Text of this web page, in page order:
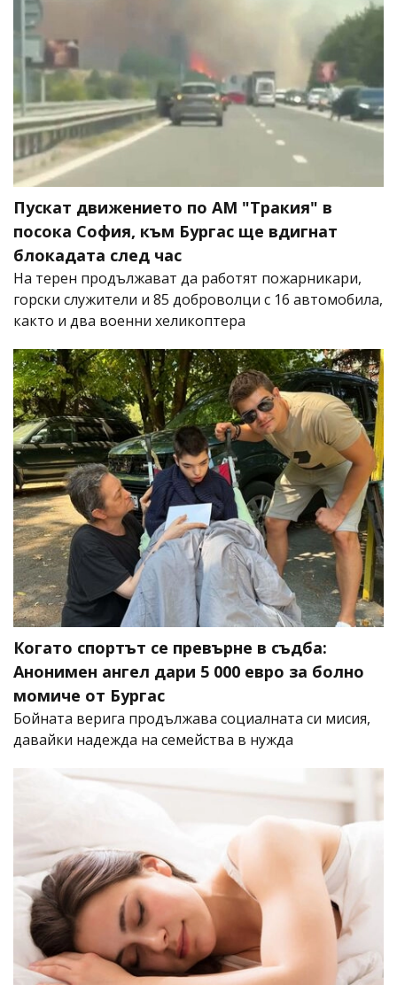
Пускат движението по АМ "Тракия" в
посока София, към Бургас ще вдигнат
блокадата след час
На терен продължават да работят пожарникари,
горски служители и 85 доброволци с 16 автомобила,
както и два военни хеликоптера
Когато спортът се превърне в съдба:
Анонимен ангел дари 5 000 евро за болно
момиче от Бургас
Бойната верига продължава социалната си мисия,
давайки надежда на семейства в нужда